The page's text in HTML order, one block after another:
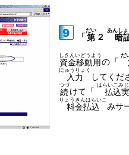
「第
だい
２ 暗
あんし
資金移動用
しきんいどうよう
の 「
だ
入力
にゅうりょく
してくだ
続
つづ
けて「 払込
はらいこみ
料金払込
りょうきんはらいこ
みサ